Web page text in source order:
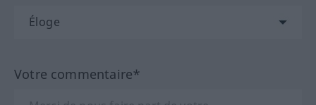
Votre commentaire*